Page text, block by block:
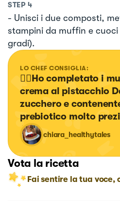
STEP 4
- Unisci i due composti,
stampini da muffin e
gradi).
LO CHEF CONSIGLIA:
👉🏻Ho completato i
crema al pistacchio
zucchero e
prebiotico molto
chiara_healthytales
Vota la ricetta
Fai sentire la tua voce,